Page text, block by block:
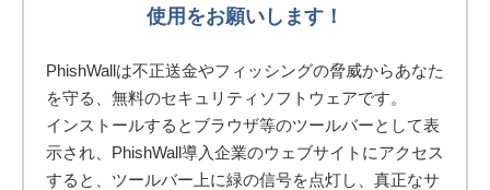
使用をお願いします！
PhishWallは不正送金やフィッシングの脅威からあなた
を守る、無料のセキュリティソフトウェアです。
インストールするとブラウザ等のツールバーとして表
示され、PhishWall導入企業のウェブサイトにアクセス
すると、ツールバー上に緑の信号を点灯し、真正なサ